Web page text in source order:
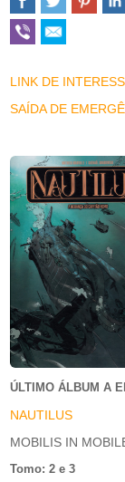
LINK DE
SAÍDA DE
ÚLTIMO ÁLBUM A
NAUTILUS
MOBILIS IN
Tomo: 2 e 3